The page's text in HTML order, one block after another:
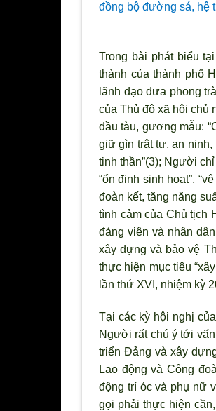
đồng bộ đường sá, hệ
Trong bài phát biểu
thành của thành phố
lãnh đạo đưa phong
của Thủ đô xã hội chủ
đầu tàu, gương mẫu:
giữ gìn trật tự, an ninh,
tinh thần”(3); Người
“ổn định sinh hoạt”,
đoàn kết, tăng năng
tình cảm của Chủ tịch
đảng viên và nhân
xây dựng và bảo vệ
thực hiện mục tiêu
lần thứ XVI, nhiệm kỳ
Tại các kỳ hội nghị
Người rất chú ý tới
triển Đảng và xây
Lao động và Công
động trí óc và phụ nữ
gọi phải thực hiện